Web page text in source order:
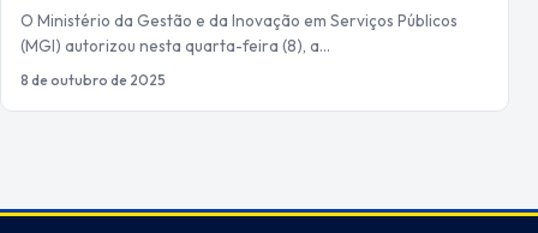
O Ministério da Gestão e da Inovação em Serviços Públicos
(MGI) autorizou nesta quarta-feira (8), a…
8 de outubro de 2025